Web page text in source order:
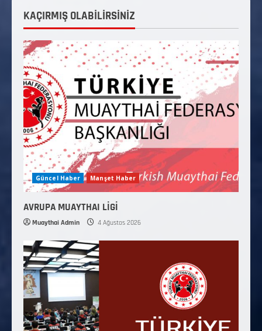
KAÇIRMIŞ OLABİLİRSİNİZ
Güncel Haber Manşet Haber
AVRUPA MUAYTHAI LİGİ
Muaythai Admin 4 Ağustos 2026